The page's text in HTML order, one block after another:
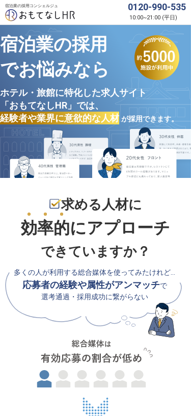
宿泊業の採用コンシェルジュ 0120-990-535
10:00~21:00 (平日)
宿泊業の採用
でお悩みなら
ホテル・旅館に特化した求人サイト
「おもてなしHR」では、
経験者や業界に意欲的な人材 が採用できます。
求める人材に
効率的にアプローチ
できていますか？
多くの人が利用する総合媒体を使ってみたけれど…
応募者の経験や属性がアンマッチで
選考通過・採用成功に繋がらない